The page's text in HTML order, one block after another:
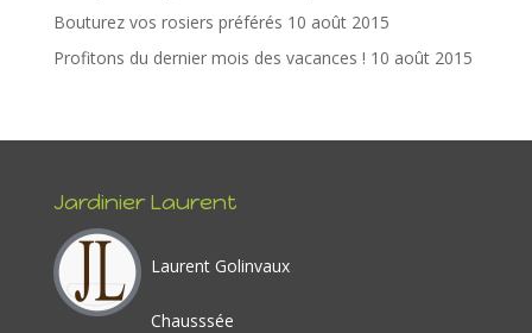
Bouturez vos rosiers préférés 10 août 2015
Profitons du dernier mois des vacances ! 10 août 2015
Jardinier Laurent
Laurent Golinvaux
Chausssée